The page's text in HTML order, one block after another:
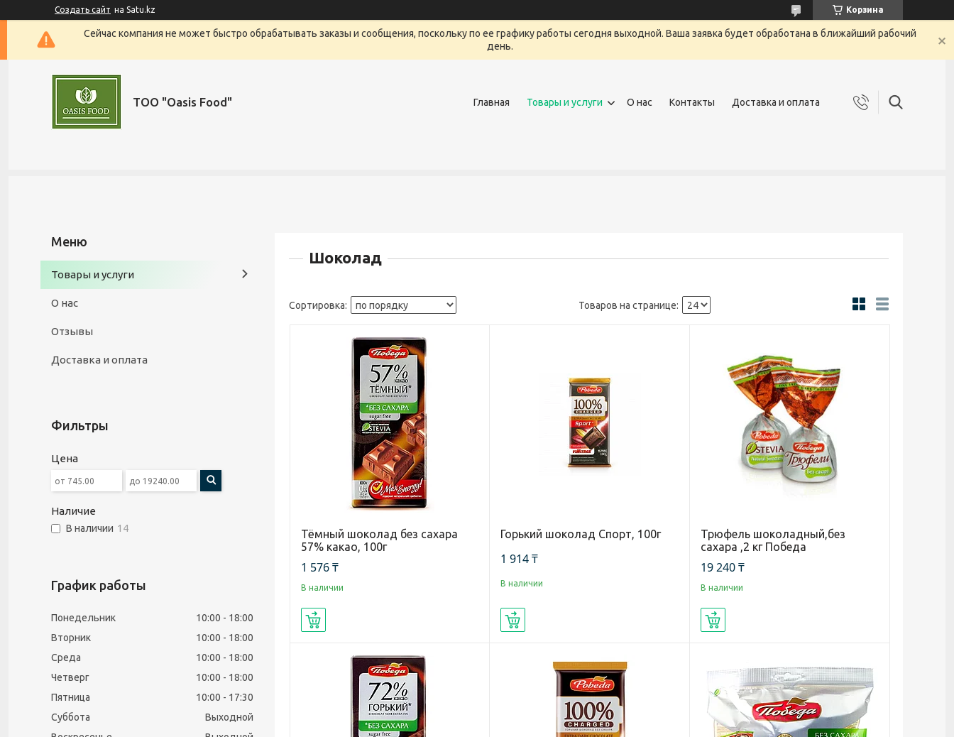
Создать сайт на Satu.kz Корзина
Сейчас компания не может быстро обрабатывать заказы и сообщения, поскольку по ее графику работы сегодня выходной. Ваша заявка будет обработана в ближайший рабочий
день.
ТОО "Oasis Food" Главная Товары и услуги О нас Контакты Доставка и оплата
Шоколад
Тёмный шоколад без сахара
57% какао, 100г
1 576 ₸
В наличии
Горький шоколад Спорт, 100г
1 914 ₸
В наличии
Трюфель шоколадный,без
сахара ,2 кг Победа
19 240 ₸
В наличии
Товары и услуги
О нас
Отзывы
Доставка и оплата
Фильтры
Цена
Наличие
В наличии 14
График работы
Понедельник 10:00
18:00
Вторник
10:00
18:00
Среда
10:00
18:00
Четверг
10:00
18:00
Пятница
10:00
17:30
Суббота
Выходной